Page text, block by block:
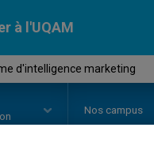
à l'UQAM
d'intelligence marketing
Nos campus